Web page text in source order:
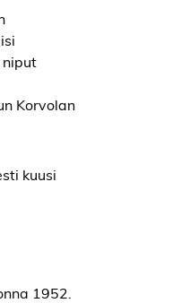
Korvolan
kuusi
1952.